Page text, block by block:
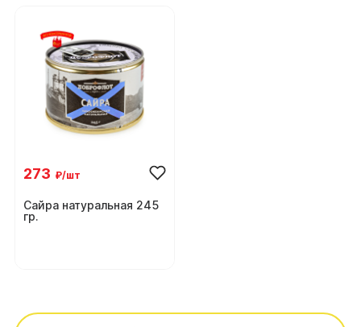
273 ₽/шт
Сайра натуральная 245
гр.